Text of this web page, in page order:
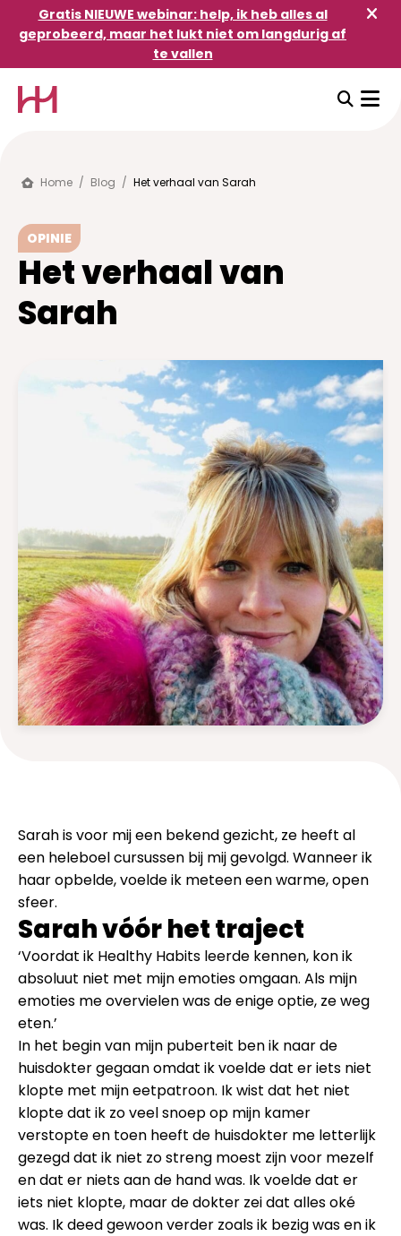
Gratis NIEUWE webinar: help, ik heb alles al
geprobeerd, maar het lukt niet om langdurig af
te vallen
Home / Blog / Het verhaal van Sarah
OPINIE
Het verhaal van
Sarah
Sarah is voor mij een bekend gezicht, ze heeft al
een heleboel cursussen bij mij gevolgd. Wanneer ik
haar opbelde, voelde ik meteen een warme, open
sfeer.
Sarah vóór het traject
‘Voordat ik Healthy Habits leerde kennen, kon ik
absoluut niet met mijn emoties omgaan. Als mijn
emoties me overvielen was de enige optie, ze weg
eten.’
In het begin van mijn puberteit ben ik naar de
huisdokter gegaan omdat ik voelde dat er iets niet
klopte met mijn eetpatroon. Ik wist dat het niet
klopte dat ik zo veel snoep op mijn kamer
verstopte en toen heeft de huisdokter me letterlijk
gezegd dat ik niet zo streng moest zijn voor mezelf
en dat er niets aan de hand was. Ik voelde dat er
iets niet klopte, maar de dokter zei dat alles oké
was. Ik deed gewoon verder zoals ik bezig was en ik